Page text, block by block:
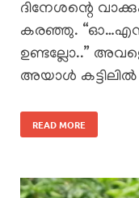
ദിനേശന്റെ
കരഞ്ഞു.
ഉണ്ടല്ലോ..”
അയാൾ കട്ടിലിൽ
READ MORE